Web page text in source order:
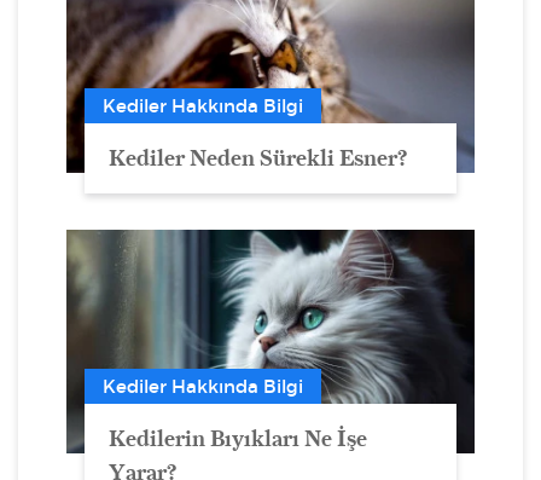
Kediler Hakkında Bilgi
Kediler Neden Sürekli Esner?
Kediler Hakkında Bilgi
Kedilerin Bıyıkları Ne İşe
Yarar?